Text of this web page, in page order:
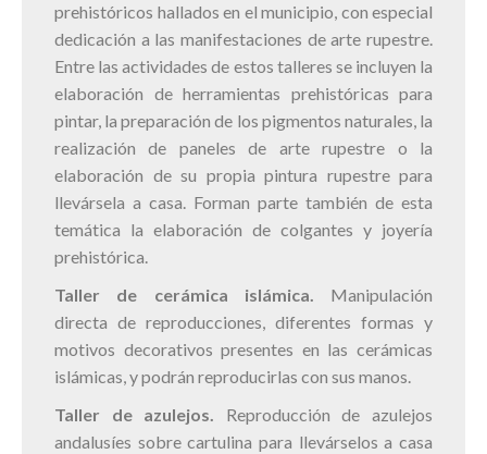
prehistóricos hallados en el municipio, con especial
dedicación a las manifestaciones de arte rupestre.
Entre las actividades de estos talleres se incluyen la
elaboración de herramientas prehistóricas para
pintar, la preparación de los pigmentos naturales, la
realización de paneles de arte rupestre o la
elaboración de su propia pintura rupestre para
llevársela a casa. Forman parte también de esta
temática la elaboración de colgantes y joyería
prehistórica.
Taller de cerámica islámica. Manipulación
directa de reproducciones, diferentes formas y
motivos decorativos presentes en las cerámicas
islámicas, y podrán reproducirlas con sus manos.
Taller de azulejos. Reproducción de azulejos
andalusíes sobre cartulina para llevárselos a casa